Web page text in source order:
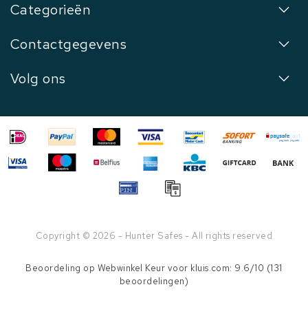
Categorieën
Contactgegevens
Volg ons
Copyright © 2026 - Hunter Safes - All rights reserved
Beoordeling op Webwinkel Keur voor kluis.com: 9.6/10 (131
beoordelingen)